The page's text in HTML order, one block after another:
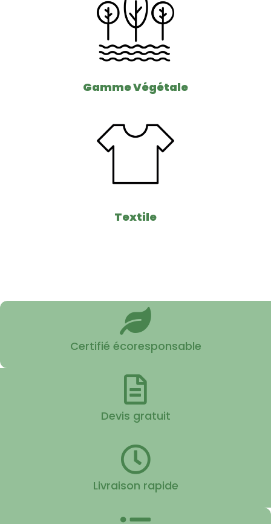
Gamme Végétale
Textile
Certifié écoresponsable
Devis gratuit
Livraison rapide